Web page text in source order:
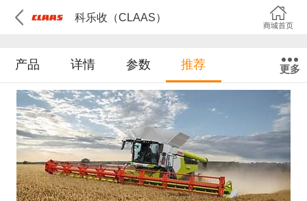
科乐收（CLAAS）
商城首页
产品 详情 参数 推荐 更多